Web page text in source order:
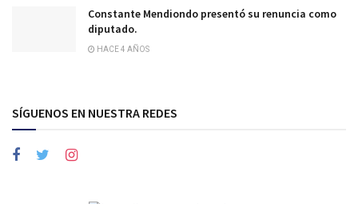
Constante Mendiondo presentó su renuncia como
diputado.
HACE 4 AÑOS
SÍGUENOS EN NUESTRA REDES